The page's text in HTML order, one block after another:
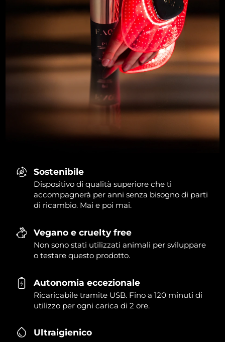
Sostenibile
Dispositivo di qualità superiore che ti
accompagnerà per anni senza bisogno di parti
di ricambio. Mai e poi mai.
Vegano e cruelty free
Non sono stati utilizzati animali per sviluppare
o testare questo prodotto.
Autonomia eccezionale
Ricaricabile tramite USB. Fino a 120 minuti di
utilizzo per ogni carica di 2 ore.
Ultraigienico